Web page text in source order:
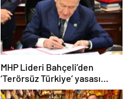
MHP Lideri Bahçeli’den
‘Terörsüz Türkiye’ yasası
açıklaması: “Herkes kazandı”